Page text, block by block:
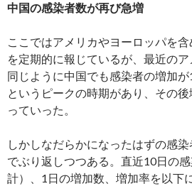
中国の感染者数が再び急増
ここではアメリカやヨーロッパを
を定期的に報じているが、最近の
同じように中国でも感染者の増加
というピークの時期があり、その
っていった。
しかしなだらかになったはずの感
でぶり返しつつある。直近10日の
計）、1日の増加数、増加率を以下